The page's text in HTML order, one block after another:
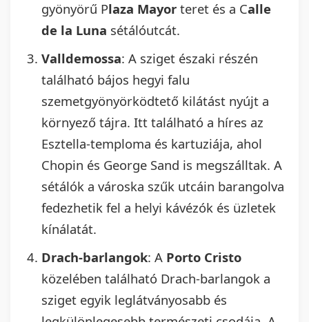
gyönyörű Plaza Mayor teret és a Calle
de la Luna sétálóutcát.
Valldemossa: A sziget északi részén
található bájos hegyi falu
szemetgyönyörködtető kilátást nyújt a
környező tájra. Itt található a híres az
Esztella-temploma és kartuziája, ahol
Chopin és George Sand is megszálltak. A
sétálók a városka szűk utcáin barangolva
fedezhetik fel a helyi kávézók és üzletek
kínálatát.
Drach-barlangok: A Porto Cristo
közelében található Drach-barlangok a
sziget egyik leglátványosabb és